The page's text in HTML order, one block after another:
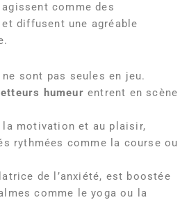
comme des
diffusent une agréable
sont pas seules en jeu.
humeur entrent en scène
la motivation et au plaisir,
rythmées comme la course ou
de l’anxiété, est boostée
comme le yoga ou la